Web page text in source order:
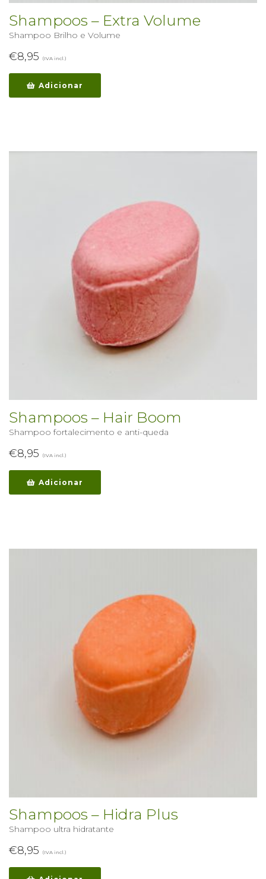
Shampoos – Extra Volume
Shampoo Brilho e Volume
€8,95 (IVA incl.)
Adicionar
Shampoos – Hair Boom
Shampoo fortalecimento e anti-queda
€8,95 (IVA incl.)
Adicionar
Shampoos – Hidra Plus
Shampoo ultra hidratante
€8,95 (IVA incl.)